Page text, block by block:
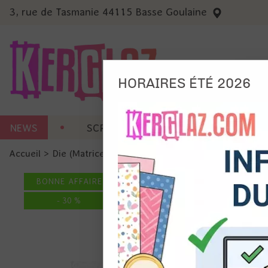
3, rue de Tasmanie 44115 Basse Goulaine
NEWS SCRAP CARTERIE MACHINES
Accueil > Die (Matrice de découpe) Die format standard
BONNE AFFAIRE
- 30 %
Ils
et du
précises
Si vous
de la
HORAIRES ÉTÉ 2026